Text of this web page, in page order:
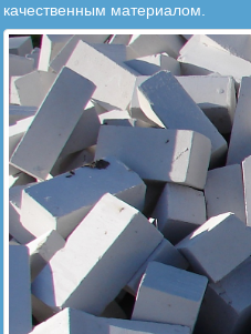
качественным материалом.